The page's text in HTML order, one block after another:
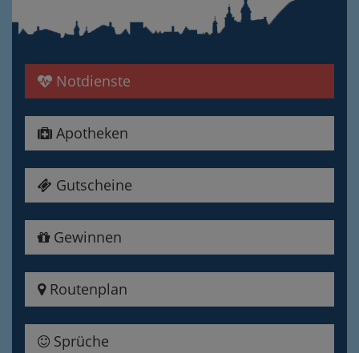
Notdienste
Apotheken
Gutscheine
Gewinnen
Routenplan
Sprüche